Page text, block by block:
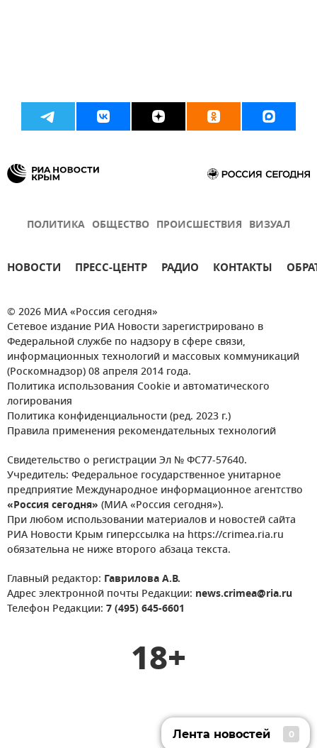
ПОЛИТИКА ОБЩЕСТВО ПРОИСШЕСТВИЯ ВИЗУАЛ
НОВОСТИ ПРЕСС-ЦЕНТР РАДИО КОНТАКТЫ
© 2026 МИА «Россия сегодня»
Сетевое издание РИА Новости зарегистрировано в
Федеральной службе по надзору в сфере связи,
информационных технологий и массовых коммуникаций
(Роскомнадзор) 08 апреля 2014 года.
Политика использования Cookie и автоматического
логирования
Политика конфиденциальности (ред. 2023 г.)
Правила применения рекомендательных технологий
Свидетельство о регистрации Эл № ФС77-57640.
Учредитель: Федеральное государственное унитарное
предприятие Международное информационное агентство
«Россия сегодня» (МИА «Россия сегодня»).
При любом использовании материалов и новостей сайта
РИА Новости Крым гиперссылка на https://crimea.ria.ru
обязательна не ниже второго абзаца текста.
Главный редактор: Гаврилова А.В.
Адрес электронной почты Редакции: news.crimea@ria.ru
Телефон Редакции: 7 (495) 645-6601
18+
Лента новостей 0